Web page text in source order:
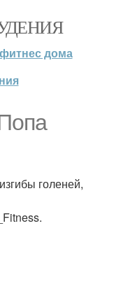
фитнес дома
голеней,